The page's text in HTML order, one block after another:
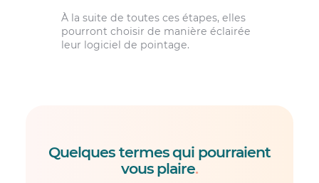
À la suite de toutes ces étapes, elles
pourront choisir de manière éclairée
leur logiciel de pointage.
Quelques termes qui pourraient
vous plaire.